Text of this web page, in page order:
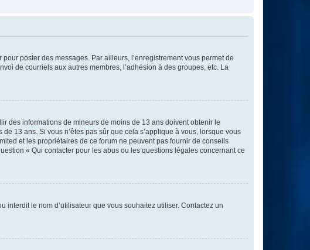
poster des messages. Par ailleurs, l’enregistrement vous permet de
de courriels aux autres membres, l’adhésion à des groupes, etc. La
des informations de mineurs de moins de 13 ans doivent obtenir le
13 ans. Si vous n’êtes pas sûr que cela s’applique à vous, lorsque vous
et les propriétaires de ce forum ne peuvent pas fournir de conseils
« Qui contacter pour les abus ou les questions légales concernant ce
interdit le nom d’utilisateur que vous souhaitez utiliser. Contactez un